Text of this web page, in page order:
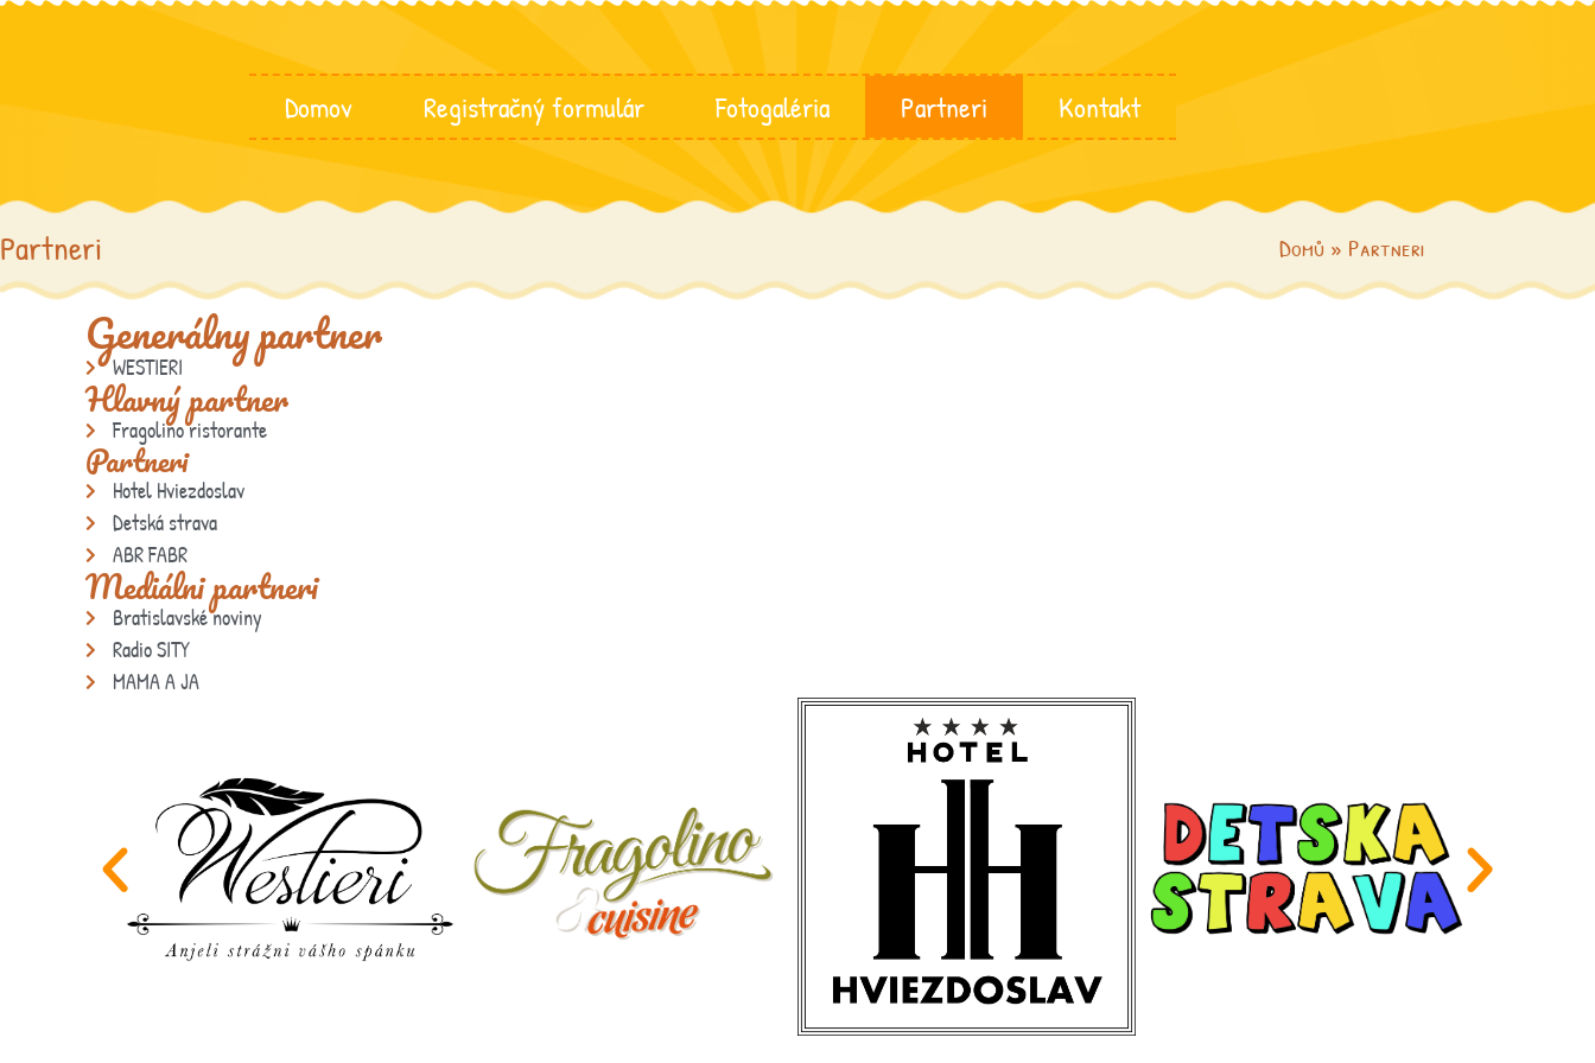
Domov Registračný formulár Fotogaléria Partneri Kontakt
Partneri Domů » Partneri
Generálny partner
WESTIERI
Hlavný partner
Fragolino ristorante
Partneri
Hotel Hviezdoslav
Detská strava
ABR FABR
Mediálni partneri
Bratislavské noviny
Radio SITY
MAMA A JA